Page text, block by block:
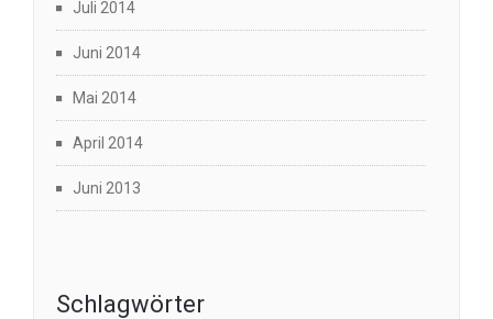
Juli 2014
Juni 2014
Mai 2014
April 2014
Juni 2013
Schlagwörter